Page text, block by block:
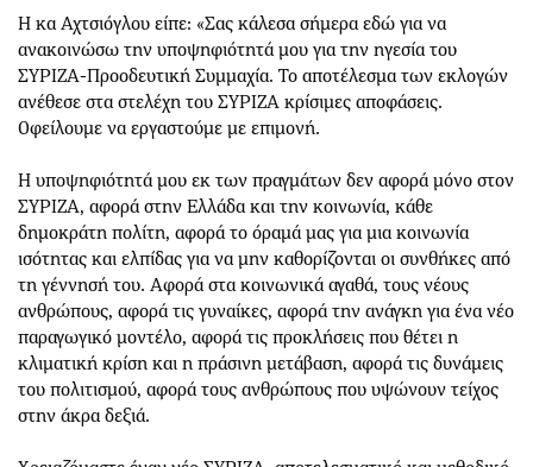
Η κα Αχτσιόγλου είπε: «Σας κάλεσα σήμερα εδώ για να
ανακοινώσω την υποψηφιότητά μου για την ηγεσία του
ΣΥΡΙΖΑ-Προοδευτική Συμμαχία. Το αποτέλεσμα των εκλογών
ανέθεσε στα στελέχη του ΣΥΡΙΖΑ κρίσιμες αποφάσεις.
Οφείλουμε να εργαστούμε με επιμονή.
Η υποψηφιότητά μου εκ των πραγμάτων δεν αφορά μόνο στον
ΣΥΡΙΖΑ, αφορά στην Ελλάδα και την κοινωνία, κάθε
δημοκράτη πολίτη, αφορά το όραμά μας για μια κοινωνία
ισότητας και ελπίδας για να μην καθορίζονται οι συνθήκες από
τη γέννησή του. Αφορά στα κοινωνικά αγαθά, τους νέους
ανθρώπους, αφορά τις γυναίκες, αφορά την ανάγκη για ένα νέο
παραγωγικό μοντέλο, αφορά τις προκλήσεις που θέτει η
κλιματική κρίση και η πράσινη μετάβαση, αφορά τις δυνάμεις
του πολιτισμού, αφορά τους ανθρώπους που υψώνουν τείχος
στην άκρα δεξιά.